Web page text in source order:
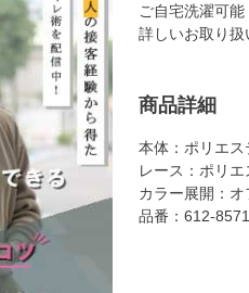
ご自宅洗濯可能
詳しいお取り扱
商品詳細
本体：ポリエス
レース：ポリ
カラー展開：オ
品番：612-